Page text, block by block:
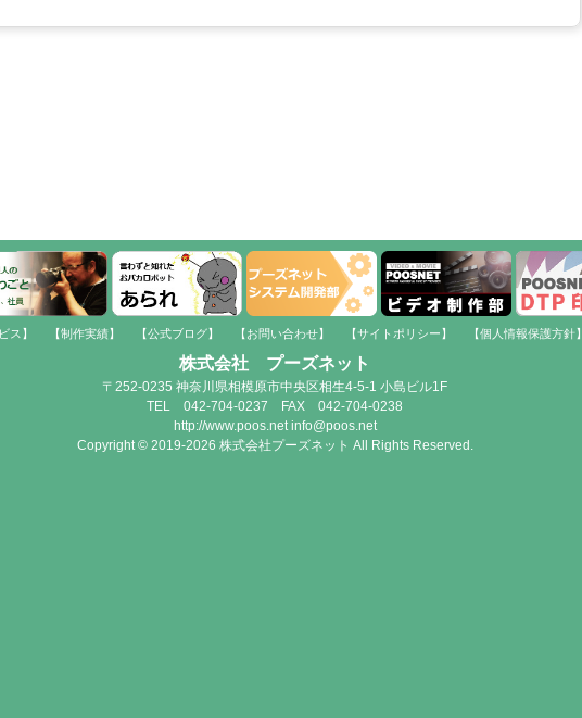
ス】 【制作実績】 【公式ブログ】 【お問い合わせ】 【サイトポリシー】 【個人情報保護方針】
株式会社 プーズネット
〒252-0235 神奈川県相模原市中央区相生4-5-1 小島ビル1F
TEL 042-704-0237 FAX 042-704-0238
http://www.poos.net info@poos.net
Copyright © 2019-2026 株式会社プーズネット All Rights Reserved.